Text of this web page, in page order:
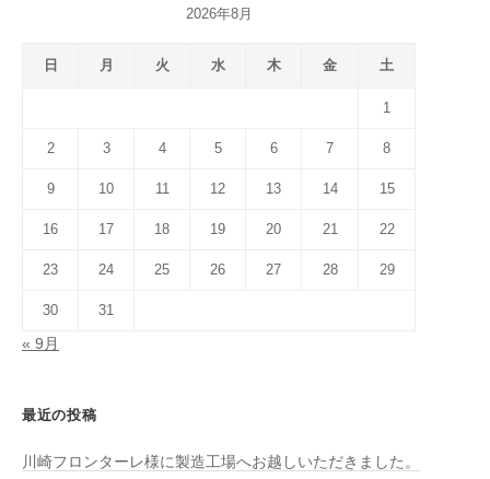
2026年8月
日 月 火 水 木 金 土
1
2 3 4 5 6 7 8
9 10 11 12 13 14 15
16 17 18 19 20 21 22
23 24 25 26 27 28 29
30 31
« 9月
最近の投稿
川崎フロンターレ様に製造工場へお越しいただきました。